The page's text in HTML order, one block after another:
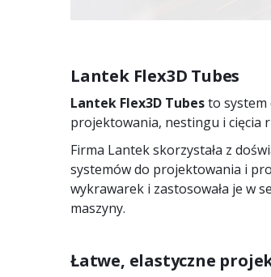
Lantek Flex3D Tubes
Lantek Flex3D Tubesto system
projektowania, nestingu i cięcia
Firma Lantek skorzystała z
systemów do projektowania i
wykrawarek i zastosowała je w
maszyny.
Łatwe, elastyczne